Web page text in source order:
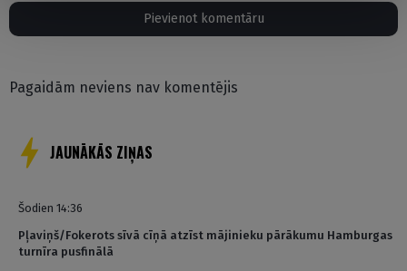
Pievienot komentāru
Pagaidām neviens nav komentējis
JAUNĀKĀS ZIŅAS
Šodien 14:36
Pļaviņš/Fokerots sīvā cīņā atzīst mājinieku pārākumu Hamburgas
turnīra pusfinālā